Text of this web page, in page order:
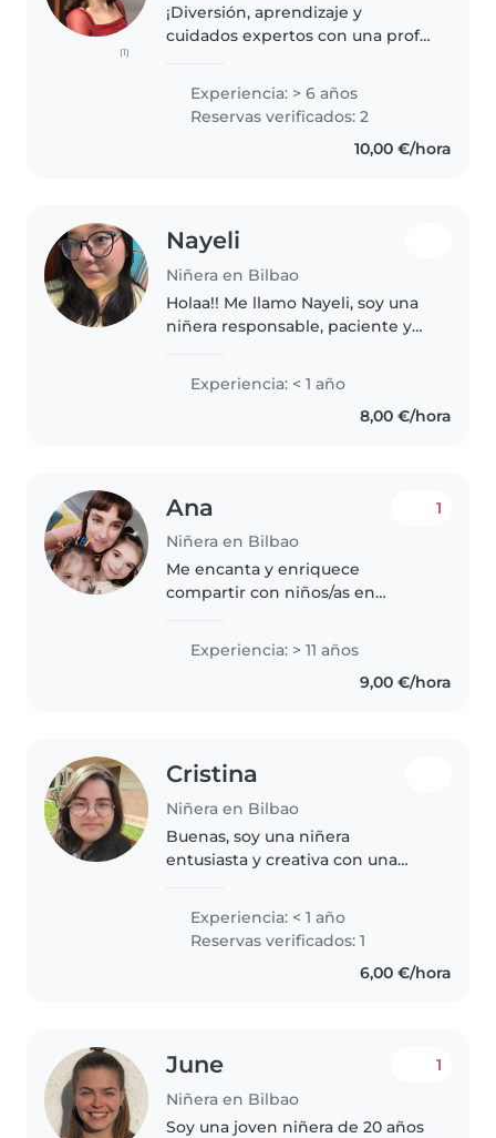
(1)
¡Diversión, aprendizaje y
cuidados expertos con una profe
alguien que no solo cuide de tus
hijos, sino que los motive a
aprender y crear? Soy María,..
Experiencia: > 6 años
Reservas verificados: 2
10,00 €/hora
Nayeli
Niñera en Bilbao
Holaa!! Me llamo Nayeli, soy una
niñera responsable, paciente y
manualidades y bailar con los
niños para que se diviertan
Experiencia: < 1 año
8,00 €/hora
Ana
Niñera en Bilbao
1
Me encanta y enriquece
compartir con niños/as en
alegría y me enseñan mucho
sobre ellos/as y sobre mí misma!!
Experiencia: > 11 años
9,00 €/hora
Cristina
Niñera en Bilbao
Buenas, soy una niñera
entusiasta y creativa con una
niños. Tengo experiencia dando
clases particulares de inglés a
niños de primaria y he
Experiencia: < 1 año
Reservas verificados: 1
6,00 €/hora
June
Niñera en Bilbao
1
Soy una joven niñera de 20 años